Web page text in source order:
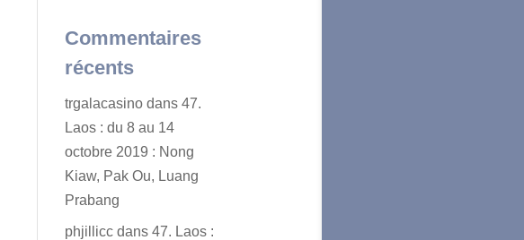
Commentaires
récents
trgalacasino dans47.
Laos : du 8 au 14
octobre 2019 : Nong
Kiaw, Pak Ou, Luang
Prabang
phjillicc dans47. Laos :